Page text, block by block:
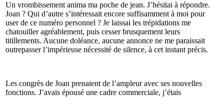
Un vrombissement anima ma poche de jean. J’hésitai à répondre.
Joan ? Qui d’autre s’intéressait encore suffisamment à moi pour
user de ce numéro personnel ? Je laissai les trépidations me
chatouiller agréablement, puis cesser brusquement leurs
titillements. Aucune doléance, aucune annonce ne me paraissait
outrepasser l’impérieuse nécessité de silence, à cet instant précis.
Les congrès de Joan prenaient de l’ampleur avec ses nouvelles
fonctions. J’avais épousé une cadre commerciale, j’étais